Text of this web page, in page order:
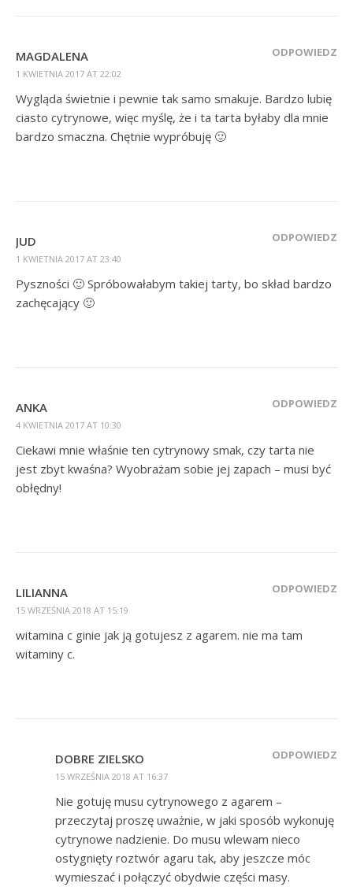
MAGDALENA
1 KWIETNIA 2017 AT 22:02
ODPOWIEDZ
Wygląda świetnie i pewnie tak samo smakuje. Bardzo lubię
ciasto cytrynowe, więc myślę, że i ta tarta byłaby dla mnie
bardzo smaczna. Chętnie wypróbuję 🙂
JUD
1 KWIETNIA 2017 AT 23:40
ODPOWIEDZ
Pyszności 🙂 Spróbowałabym takiej tarty, bo skład bardzo
zachęcający 🙂
ANKA
4 KWIETNIA 2017 AT 10:30
ODPOWIEDZ
Ciekawi mnie właśnie ten cytrynowy smak, czy tarta nie
jest zbyt kwaśna? Wyobrażam sobie jej zapach – musi być
obłędny!
LILIANNA
15 WRZEŚNIA 2018 AT 15:19
ODPOWIEDZ
witamina c ginie jak ją gotujesz z agarem. nie ma tam
witaminy c.
DOBRE ZIELSKO
15 WRZEŚNIA 2018 AT 16:37
ODPOWIEDZ
Nie gotuję musu cytrynowego z agarem –
przeczytaj proszę uważnie, w jaki sposób wykonuję
cytrynowe nadzienie. Do musu wlewam nieco
ostygnięty roztwór agaru tak, aby jeszcze móc
wymieszać i połączyć obydwie części masy.